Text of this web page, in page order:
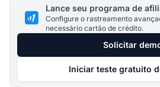
Lance seu programa de
Configure o rastreamento
necessário cartão de crédito.
Solicitar
Iniciar teste gratuito